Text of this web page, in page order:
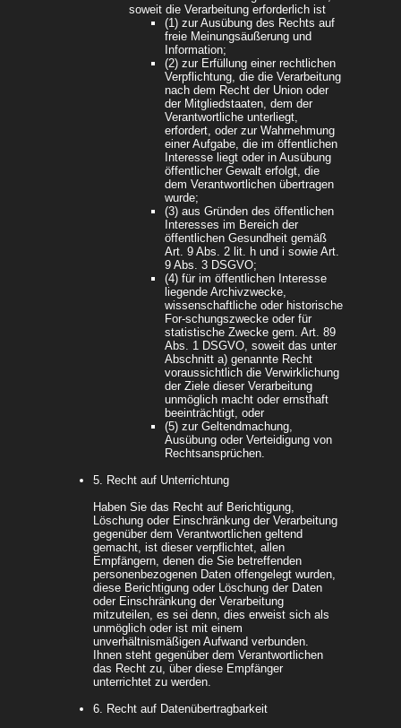
soweit die Verarbeitung erforderlich ist
(1) zur Ausübung des Rechts auf
freie Meinungsäußerung und
Information;
(2) zur Erfüllung einer rechtlichen
Verpflichtung, die die Verarbeitung
nach dem Recht der Union oder
der Mitgliedstaaten, dem der
Verantwortliche unterliegt,
erfordert, oder zur Wahrnehmung
einer Aufgabe, die im öffentlichen
Interesse liegt oder in Ausübung
öffentlicher Gewalt erfolgt, die
dem Verantwortlichen übertragen
wurde;
(3) aus Gründen des öffentlichen
Interesses im Bereich der
öffentlichen Gesundheit gemäß
Art. 9 Abs. 2 lit. h und i sowie Art.
9 Abs. 3 DSGVO;
(4) für im öffentlichen Interesse
liegende Archivzwecke,
wissenschaftliche oder historische
For-schungszwecke oder für
statistische Zwecke gem. Art. 89
Abs. 1 DSGVO, soweit das unter
Abschnitt a) genannte Recht
voraussichtlich die Verwirklichung
der Ziele dieser Verarbeitung
unmöglich macht oder ernsthaft
beeinträchtigt, oder
(5) zur Geltendmachung,
Ausübung oder Verteidigung von
Rechtsansprüchen.
5. Recht auf Unterrichtung
Haben Sie das Recht auf Berichtigung,
Löschung oder Einschränkung der Verarbeitung
gegenüber dem Verantwortlichen geltend
gemacht, ist dieser verpflichtet, allen
Empfängern, denen die Sie betreffenden
personenbezogenen Daten offengelegt wurden,
diese Berichtigung oder Löschung der Daten
oder Einschränkung der Verarbeitung
mitzuteilen, es sei denn, dies erweist sich als
unmöglich oder ist mit einem
unverhältnismäßigen Aufwand verbunden.
Ihnen steht gegenüber dem Verantwortlichen
das Recht zu, über diese Empfänger
unterrichtet zu werden.
6. Recht auf Datenübertragbarkeit